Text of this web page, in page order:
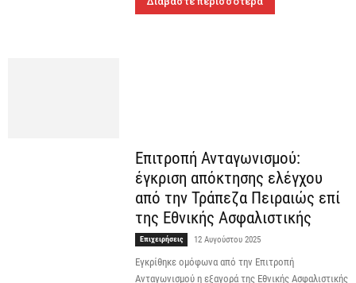
Επιτροπή Ανταγωνισμού:
έγκριση απόκτησης ελέγχου
από την Τράπεζα Πειραιώς επί
της Εθνικής Ασφαλιστικής
Επιχειρήσεις 12 Αυγούστου 2025
Εγκρίθηκε ομόφωνα από την Επιτροπή
Ανταγωνισμού η εξαγορά της Εθνικής Ασφαλιστικής